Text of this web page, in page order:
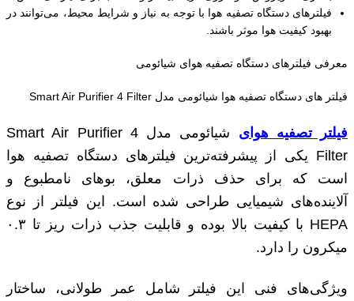
فیلترهای دستگاه تصفیه هوا با توجه به نیاز و شرایط محیط، می‌توانند در
بهبود کیفیت هوا موثر باشند.
معرفی فیلترهای دستگاه تصفیه هوای شیائومی
فیلتر های دستگاه تصفیه هوا شیائومی مدل Smart Air Purifier 4 Filter
فیلتر تصفیه هوای
شیائومی مدل Smart Air Purifier 4
Filter یکی از پیشرفته‌ترین فیلترهای دستگاه تصفیه هوا
است که برای حذف ذرات معلق، بوهای نامطبوع و
آلاینده‌های شیمیایی طراحی شده است. این فیلتر از نوع
HEPA با کیفیت بالا بوده و قابلیت جذب ذرات ریز تا ۰.۳
میکرون را دارد.
ویژگی‌های فنی این فیلتر شامل عمر طولانی، ساختار